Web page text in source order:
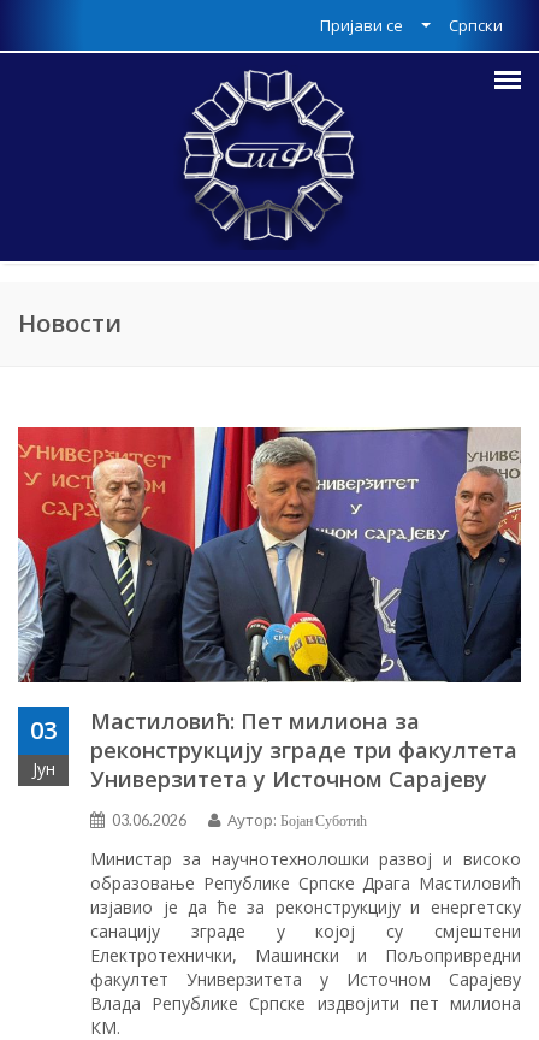
Српски
Пријави се
Новости
03
Јун
Мастиловић: Пет милиона за
реконструкцију зграде три факултета
Универзитета у Источном Сарајеву
03.06.2026 Аутор: Бојан Суботић
Министар за научнотехнолошки развој и високо
образовање Републике Српске Драга Мастиловић
изјавио је да ће за реконструкцију и енергетску
санацију зграде у којој су смјештени
Електротехнички, Машински и Пољопривредни
факултет Универзитета у Источном Сарајеву
Влада Републике Српске издвојити пет милиона
КМ.